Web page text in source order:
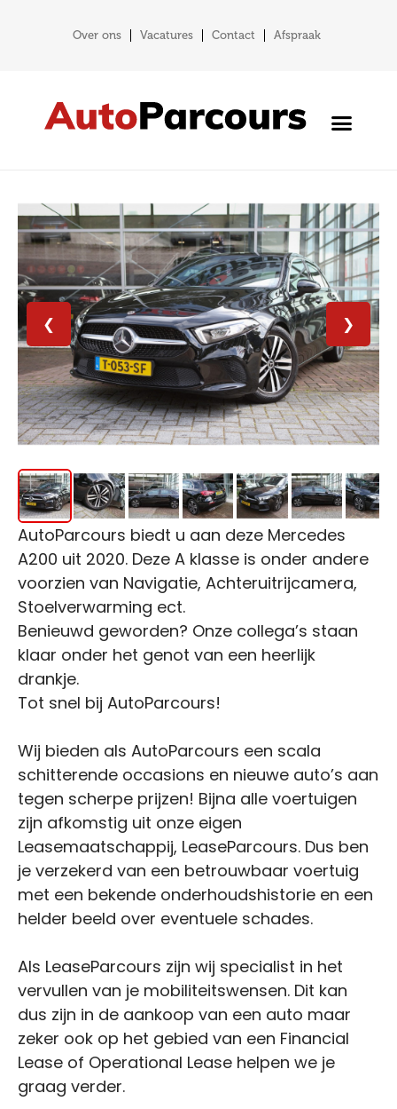
Over ons Vacatures Contact Afspraak
❮ ❯
AutoParcours biedt u aan deze Mercedes
A200 uit 2020. Deze A klasse is onder andere
voorzien van Navigatie, Achteruitrijcamera,
Stoelverwarming ect.
Benieuwd geworden? Onze collega’s staan
klaar onder het genot van een heerlijk
drankje.
Tot snel bij AutoParcours!
Wij bieden als AutoParcours een scala
schitterende occasions en nieuwe auto’s aan
tegen scherpe prijzen! Bijna alle voertuigen
zijn afkomstig uit onze eigen
Leasemaatschappij, LeaseParcours. Dus ben
je verzekerd van een betrouwbaar voertuig
met een bekende onderhoudshistorie en een
helder beeld over eventuele schades.
Als LeaseParcours zijn wij specialist in het
vervullen van je mobiliteitswensen. Dit kan
dus zijn in de aankoop van een auto maar
zeker ook op het gebied van een Financial
Lease of Operational Lease helpen we je
graag verder.